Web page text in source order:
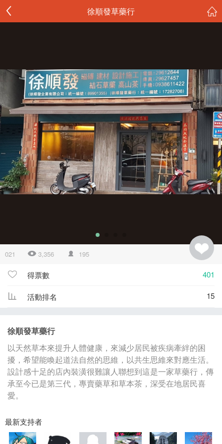
徐順發草藥行
021 3,356 195
得票數 401
活動排名 15
徐順發草藥行
以天然草本來提升人體健康，來減少居民被疾病牽絆的困
擾，希望能喚起道法自然的思維，以共生思維來對應生活。
設計感十足的店內裝潢很難讓人聯想到這是一家草藥行，傳
承至今已是第三代，專賣藥草和草本茶，深受在地居民喜
愛。
最新支持者